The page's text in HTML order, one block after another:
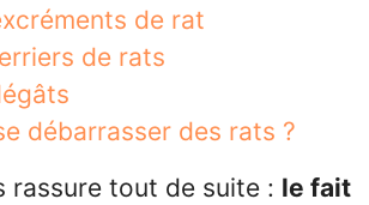
de rat
de rats
débarrasser des rats ?
rassure tout de suite : le fait